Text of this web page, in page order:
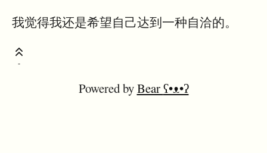
我觉得我还是希望自己达到一种自洽的。
Powered byBearʕ•ᴥ•ʔ